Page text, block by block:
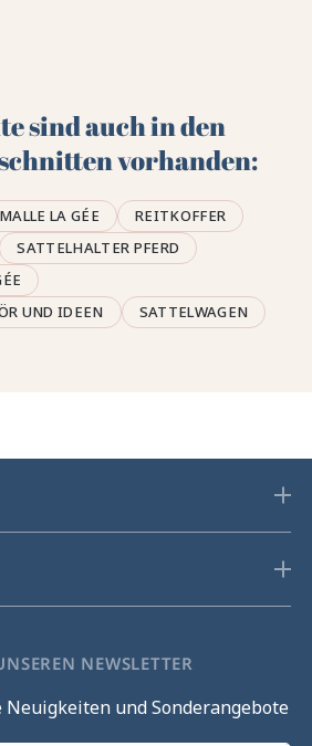
sind auch in den
vorhanden:
MALLE LA GÉE
REITKOFFER
SATTELHALTER PFERD
UND IDEEN
SATTELWAGEN
NEWSLETTER
Neuigkeiten und Sonderangebote